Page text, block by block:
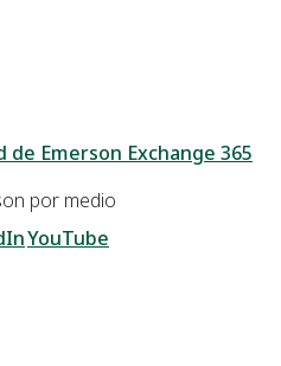
de Emerson Exchange 365
por medio
YouTube